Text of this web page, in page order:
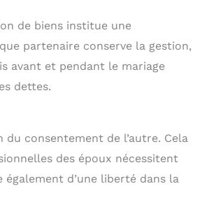
de biens institue une
partenaire conserve la gestion,
avant et pendant le mariage
dettes.
consentement de l’autre. Cela
des époux nécessitent
également d’une liberté dans la